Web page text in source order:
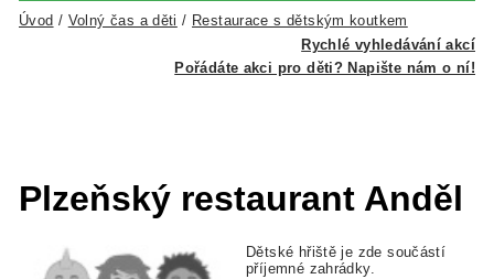
Rychlé vyhledávání akcí
Úvod / Volný čas a děti / Restaurace s dětským koutkem
Pořádáte akci pro děti? Napište nám o ní!
Plzeňský restaurant Anděl
Dětské hřiště je zde součástí
příjemné zahrádky.